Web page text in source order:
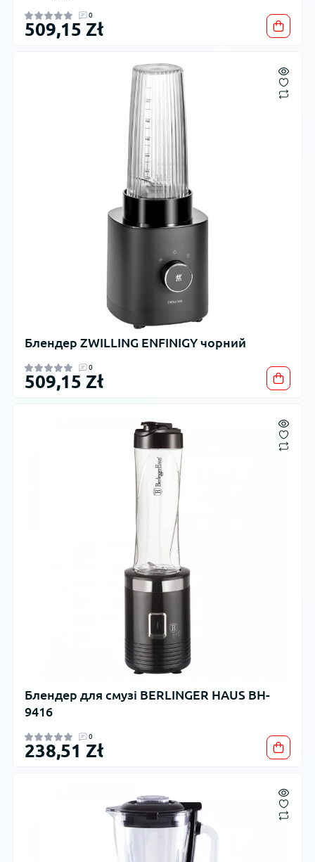
0
509,15 Zł
Блендер ZWILLING ENFINIGY чорний
0
509,15 Zł
Блендер для смузі BERLINGER HAUS BH-
9416
0
238,51 Zł